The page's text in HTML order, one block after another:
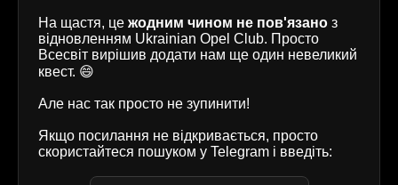
На щастя, це жодним чином не пов'язано з
відновленням Ukrainian Opel Club. Просто
Всесвіт вирішив додати нам ще один невеликий
квест. 😄
Але нас так просто не зупинити!
Якщо посилання не відкривається, просто
скористайтеся пошуком у Telegram і введіть: